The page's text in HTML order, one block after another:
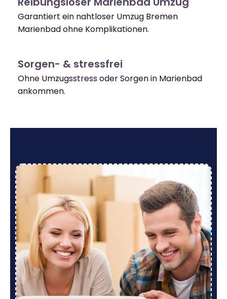
Garantiert ein nahtloser Umzug Bremen
Marienbad ohne Komplikationen.
Sorgen- & stressfrei
Ohne Umzugsstress oder Sorgen in Marienbad
ankommen.